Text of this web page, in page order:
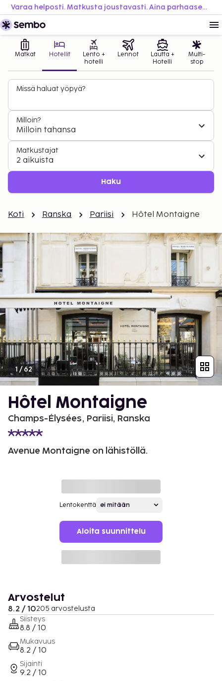
Varaa helposti. Matkusta joustavasti. Aina parhaaseen hintaan.
Matkat Hotellit
Lento +
hotelli
Lennot
Lautta +
Hotelli
Multi-
stop
Missä haluat yöpyä?
Milloin?
Milloin tahansa
Matkustajat
2 aikuista
Haku
Koti Ranska Pariisi Hôtel Montaigne
1 /62
Hôtel Montaigne
Champs-Élysées, Pariisi, Ranska
Avenue Montaigne on lähistöllä.
Lentokenttä
Aloita suunnittelu
Arvostelut
8.2 / 10205 arvostelusta
Siisteys
8.8 / 10
Mukavuus
8.2 / 10
Sijainti
9.2 / 10